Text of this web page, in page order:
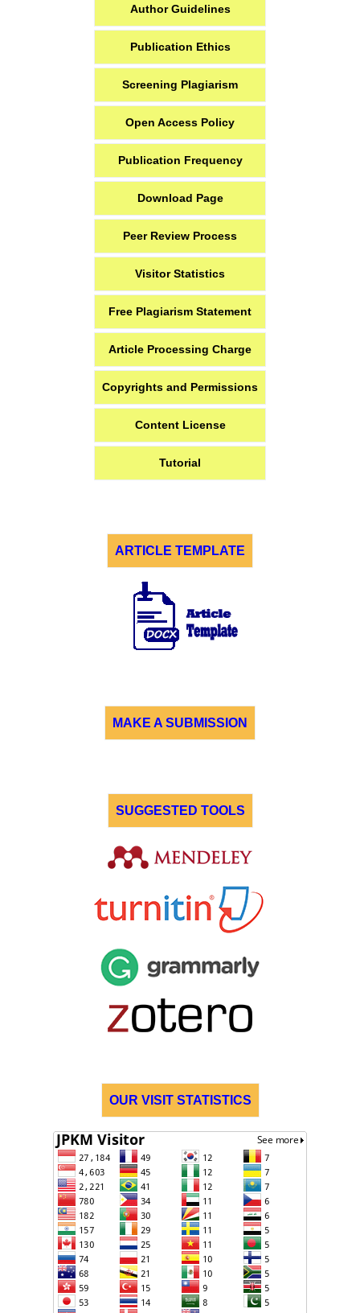
Author Guidelines
Publication Ethics
Screening Plagiarism
Open Access Policy
Publication Frequency
Download Page
Peer Review Process
Visitor Statistics
Free Plagiarism Statement
Article Processing Charge
Copyrights and Permissions
Content License
Tutorial
ARTICLE TEMPLATE
MAKE A SUBMISSION
SUGGESTED TOOLS
OUR VISIT STATISTICS